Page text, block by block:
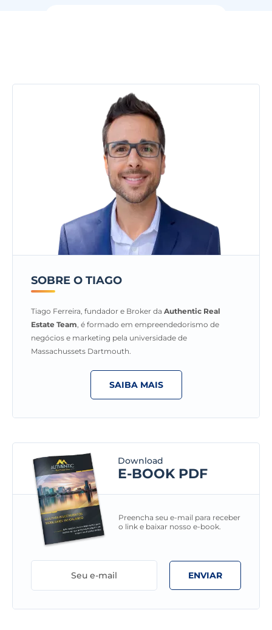
SOBRE O TIAGO
Tiago Ferreira, fundador e Broker da Authentic Real
Estate Team, é formado em empreendedorismo de
negócios e marketing pela universidade de
Massachussets Dartmouth.
SAIBA MAIS
Download
E-BOOK PDF
Preencha seu e-mail para receber
o link e baixar nosso e-book.
ENVIAR